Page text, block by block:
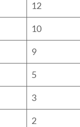
12
10
9
5
3
2